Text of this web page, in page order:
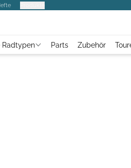
Radtypen Parts Zubehör